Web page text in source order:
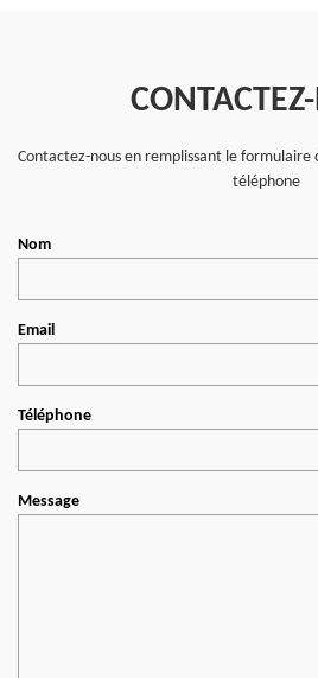
Contactez-nous en remplissant le formulaire
téléphone
Nom
Email
Téléphone
Message